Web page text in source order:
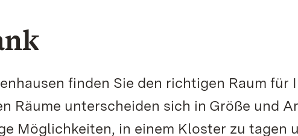
finden Sie den richtigen Raum für
Räume unterscheiden sich in Größe und
Möglichkeiten, in einem Kloster zu tagen